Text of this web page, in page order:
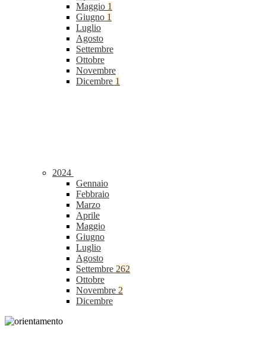
Maggio 1
Giugno 1
Luglio
Agosto
Settembre
Ottobre
Novembre
Dicembre 1
2024
Gennaio
Febbraio
Marzo
Aprile
Maggio
Giugno
Luglio
Agosto
Settembre 262
Ottobre
Novembre 2
Dicembre